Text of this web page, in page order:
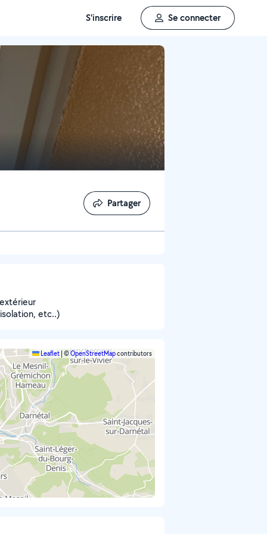
S'inscrire Se connecter
Partager
Partager
etc..)
Leaflet ©OpenStreetMapcontributors